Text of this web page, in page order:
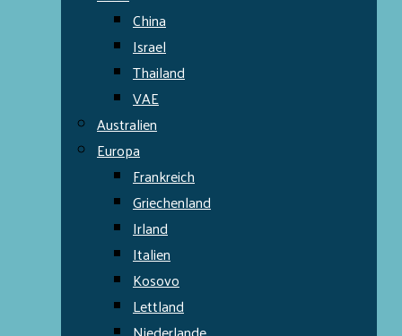
China
Israel
Thailand
VAE
Australien
Europa
Frankreich
Griechenland
Irland
Italien
Kosovo
Lettland